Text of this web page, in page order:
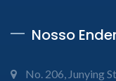
Nosso
No. 206, Junying